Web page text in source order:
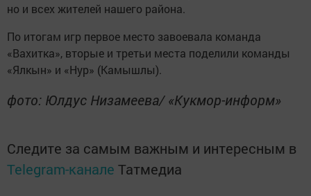
но и всех жителей нашего района.
По итогам игр первое место завоевала команда
«Вахитка», вторые и третьи места поделили команды
«Ялкын» и «Нур» (Камышлы).
фото: Юлдус Низамеева/ «Кукмор-информ»
Следите за самым важным и интересным в
Telegram-канале Татмедиа